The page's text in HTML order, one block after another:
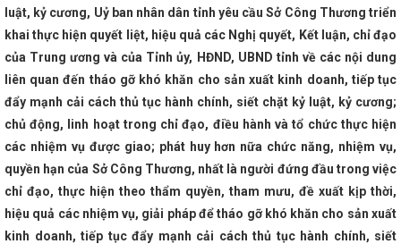
Tất Thắng được bầu giữ chức Phó Chủ tịch UBND tỉnh Hà Tĩnh
13
Đại hội điểm Công đoàn Công ty cổ phần Phát triển công
mại Hà Tĩnh
Khai mạc Hội chợ Quốc tế Hàng lang kinh tế
2024
Phiên họp thường kỳ UBND tỉnh tháng 9/2025
Khánh
Nghệ Tĩnh công suất 100 triệu lít/năm
Hà Tĩnh tham gia trưng
tại Hội chợ quốc tế Thương mại, Du lịch và Đầu tư Hành lang
Nẵng 2024
Hội đàm giữa Bộ trưởng Nguyễn Hồng Diên và
ủy Khu tự trị dân tộc Choang Quảng Tây, Trung Quốc
Chủ tịch
định về tổ chức bộ máy và cán bộ
KHAI MẠC LỚP HUẤN
LIỆU NỔ CÔNG NGHIỆP NĂM 2026
Hà Tĩnh thông báo điều chỉnh
kỳ 2025-2030
Quy định về áp dụng, sử dụng văn bản, giấy tờ
sắp xếp
Đảng uỷ Khối CCQ&DN tỉnh tổ chức Hội thi Dân vận
Rica trở thành quốc gia thứ 73 công nhận Việt Nam là quốc gia có
tin và Truyền thông Hà Tĩnh - 20 năm một chặng đường
luật, kỷ cương, Uỷ ban nhân dân tỉnh yêu cầu Sở Công Thương triển
khai thực hiện quyết liệt, hiệu quả các Nghị quyết, Kết luận, chỉ đạo
của Trung ương và của Tỉnh ủy, HĐND, UBND tỉnh về các nội dung
liên quan đến tháo gỡ khó khăn cho sản xuất kinh doanh, tiếp tục
đẩy mạnh cải cách thủ tục hành chính, siết chặt kỷ luật, kỷ cương;
chủ động, linh hoạt trong chỉ đạo, điều hành và tổ chức thực hiện
các nhiệm vụ được giao; phát huy hơn nữa chức năng, nhiệm vụ,
quyền hạn của Sở Công Thương, nhất là người đứng đầu trong việc
chỉ đạo, thực hiện theo thẩm quyền, tham mưu, đề xuất kịp thời,
hiệu quả các nhiệm vụ, giải pháp để tháo gỡ khó khăn cho sản xuất
kinh doanh, tiếp tục đẩy mạnh cải cách thủ tục hành chính, siết